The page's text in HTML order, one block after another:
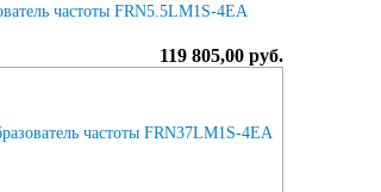
частоты FRN5.5LM1S-4EA
119 805,00 руб.